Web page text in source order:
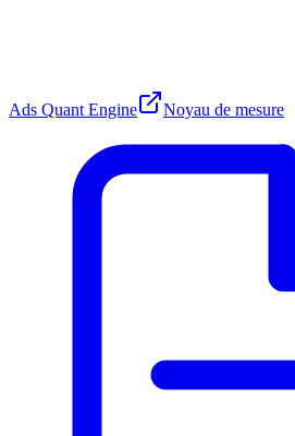
Ads Quant Engine Noyau de mesure